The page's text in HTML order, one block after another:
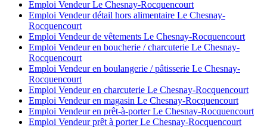
Emploi Vendeur Le Chesnay-Rocquencourt
Emploi Vendeur détail hors alimentaire Le Chesnay-
Rocquencourt
Emploi Vendeur de vêtements Le Chesnay-Rocquencourt
Emploi Vendeur en boucherie / charcuterie Le Chesnay-
Rocquencourt
Emploi Vendeur en boulangerie / pâtisserie Le Chesnay-
Rocquencourt
Emploi Vendeur en charcuterie Le Chesnay-Rocquencourt
Emploi Vendeur en magasin Le Chesnay-Rocquencourt
Emploi Vendeur en prêt-à-porter Le Chesnay-Rocquencourt
Emploi Vendeur prêt à porter Le Chesnay-Rocquencourt